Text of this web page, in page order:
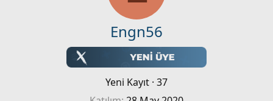
Engn56
Yeni Kayıt · 37